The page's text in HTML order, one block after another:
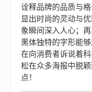
诠释品牌的品质与
显出时尚的灵动与
象瞬间深入人心；
黑体独特的字形能
在向消费者诉说着
松在众多海报中脱
点！